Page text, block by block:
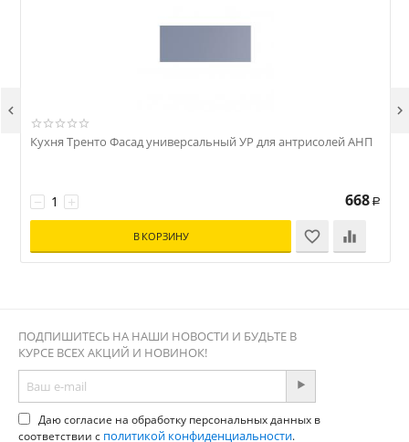
Кухня Тренто Фасад универсальный УР для антрисолей АНП
+
− 668 Р
В КОРЗИНУ
 
ПОДПИШИТЕСЬ НА НАШИ НОВОСТИ И БУДЬТЕ В
КУРСЕ ВСЕХ АКЦИЙ И НОВИНОК!
Даю согласие на обработку персональных данных в
соответствии с политикой конфиденциальности.